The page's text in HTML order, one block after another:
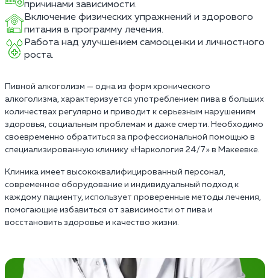
причинами зависимости.
Включение физических упражнений и здорового
питания в программу лечения.
Работа над улучшением самооценки и личностного
роста.
Пивной алкоголизм — одна из форм хронического
алкоголизма, характеризуется употреблением пива в больших
количествах регулярно и приводит к серьезным нарушениям
здоровья, социальным проблемам и даже смерти. Необходимо
своевременно обратиться за профессиональной помощью в
специализированную клинику «Наркология 24/7» в Макеевке.
Клиника имеет высококвалифицированный персонал,
современное оборудование и индивидуальный подход к
каждому пациенту, использует проверенные методы лечения,
помогающие избавиться от зависимости от пива и
восстановить здоровье и качество жизни.